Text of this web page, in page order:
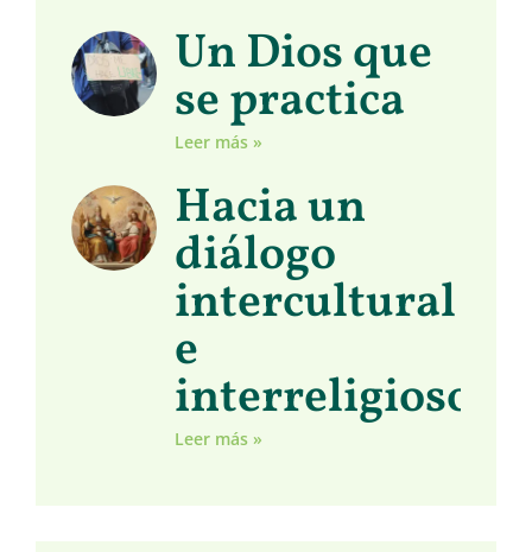
Un Dios que
se practica
Leer más »
Hacia un
diálogo
intercultural
e
interreligioso
Leer más »